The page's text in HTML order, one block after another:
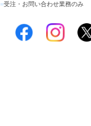
■受注・お問い合わせ業務のみ